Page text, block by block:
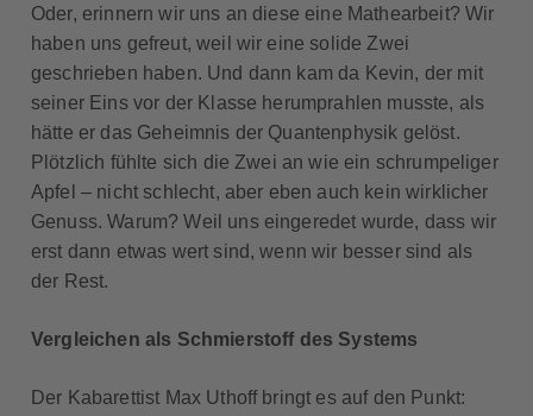
Oder, erinnern wir uns an diese eine Mathearbeit? Wir
haben uns gefreut, weil wir eine solide Zwei
geschrieben haben. Und dann kam da Kevin, der mit
seiner Eins vor der Klasse herumprahlen musste, als
hätte er das Geheimnis der Quantenphysik gelöst.
Plötzlich fühlte sich die Zwei an wie ein schrumpeliger
Apfel – nicht schlecht, aber eben auch kein wirklicher
Genuss. Warum? Weil uns eingeredet wurde, dass wir
erst dann etwas wert sind, wenn wir besser sind als
der Rest.
Vergleichen als Schmierstoff des Systems
Der Kabarettist Max Uthoff bringt es auf den Punkt: